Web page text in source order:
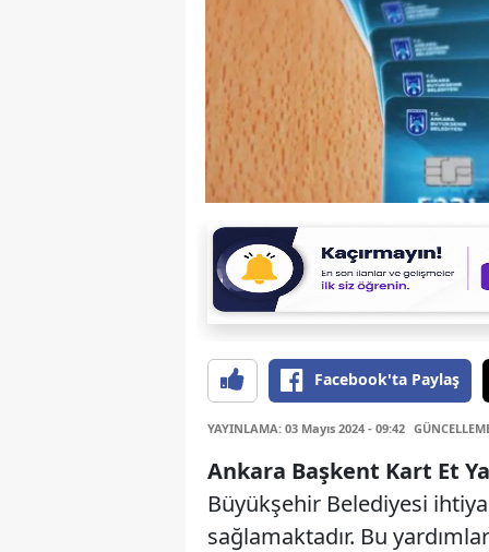
Facebook'ta Paylaş
YAYINLAMA: 03 Mayıs 2024 - 09:42
Ankara Başkent Kart Et
Büyükşehir Belediyesi
sağlamaktadır. Bu